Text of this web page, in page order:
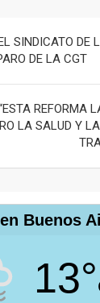
SINDICATO DE
DE LA CGT
REFORMA
LA SALUD Y
Buenos
13°